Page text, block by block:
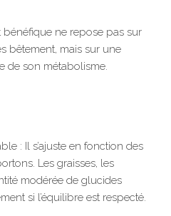
ne repose pas sur
bêtement, mais sur une
de son métabolisme.
: Il s’ajuste en fonction des
Les graisses, les
modérée de glucides
si l’équilibre est respecté.